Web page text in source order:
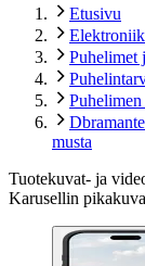
Etusivu
Puhelimet
musta
Tuotekuvat- ja
Karusellin